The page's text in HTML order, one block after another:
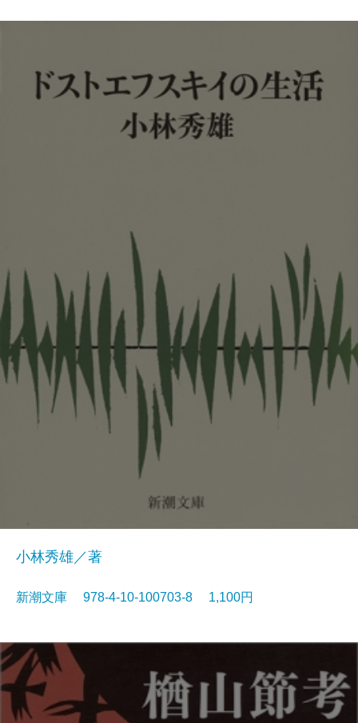
小林秀雄／著
新潮文庫 978-4-10-100703-8 1,100円